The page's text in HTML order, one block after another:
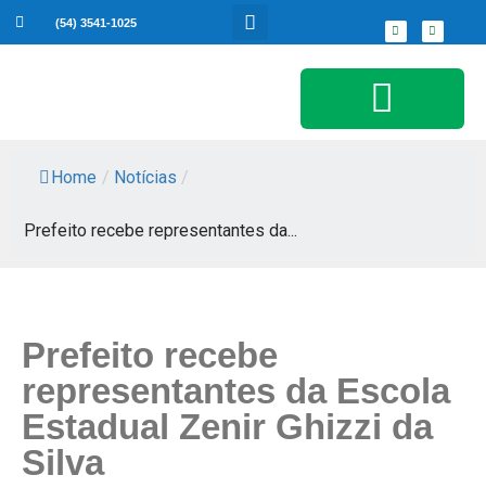
(54) 3541-1025
Home / Notícias /
Prefeito recebe representantes da...
Prefeito recebe
representantes da Escola
Estadual Zenir Ghizzi da
Silva